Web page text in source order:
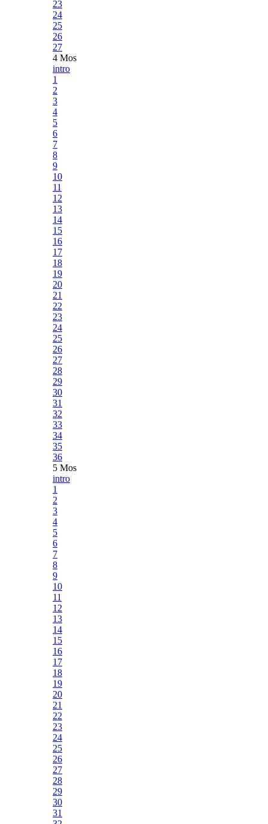
23
24
25
26
27
4 Mos
intro
1
2
3
4
5
6
7
8
9
10
11
12
13
14
15
16
17
18
19
20
21
22
23
24
25
26
27
28
29
30
31
32
33
34
35
36
5 Mos
intro
1
2
3
4
5
6
7
8
9
10
11
12
13
14
15
16
17
18
19
20
21
22
23
24
25
26
27
28
29
30
31